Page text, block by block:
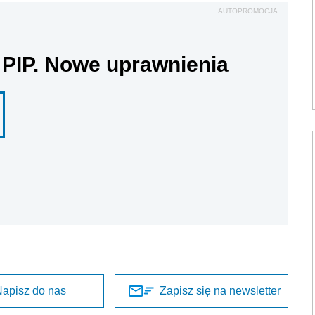
AUTOPROMOCJA
Nowe uprawnienia
do nas Zapisz się na newsletter